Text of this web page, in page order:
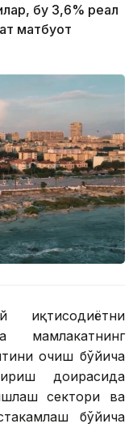
бу 3,6% реал
матбуот
иқтисодиётни
мамлакатнинг
очиш бўйича
доирасида
сектори ва
бўйича